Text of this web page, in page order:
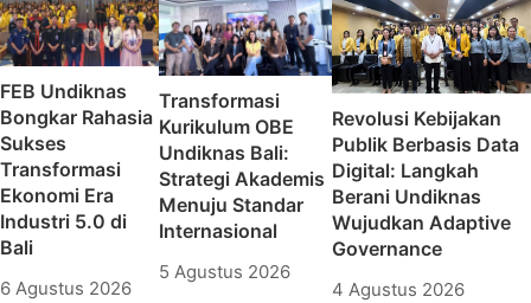
FEB Undiknas
Bongkar Rahasia
Sukses
Transformasi
Ekonomi Era
Industri 5.0 di
Bali
6 Agustus 2026
Transformasi
Kurikulum OBE
Undiknas Bali:
Strategi Akademis
Menuju Standar
Internasional
5 Agustus 2026
Revolusi Kebijakan
Publik Berbasis Data
Digital: Langkah
Berani Undiknas
Wujudkan Adaptive
Governance
4 Agustus 2026